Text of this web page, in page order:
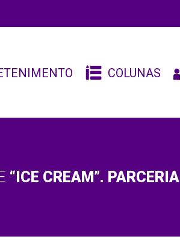
COLUNAS
“ICE CREAM”. PARCERIA